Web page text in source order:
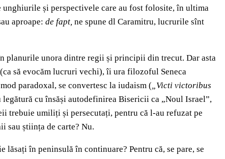
unghiurile și perspectivele care au fost folosite, în ultima
aproape: de fapt, ne spune dl Caramitru, lucrurile sînt
planurile unora dintre regii și principii din trecut. Dar asta
să evocăm lucruri vechi), îi ura filozoful Seneca
paradoxal, se convertesc la iudaism („Victi victoribus
cu însăși autodefinirea Bisericii ca „Noul Israel”,
trebuie umiliți și persecutați, pentru că l-au refuzat pe
sau știința de carte? Nu.
lăsați în peninsulă în continuare? Pentru că, se pare, se